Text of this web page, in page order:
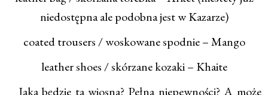
niedostępna ale podobna jest w Kazarze)
coated trousers / woskowane spodnie – Mango
leather shoes / skórzane kozaki – Khaite
Jaka będzie ta wiosna? Pełna niepewności? A może